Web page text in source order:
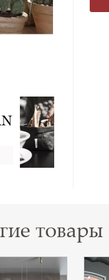
товары